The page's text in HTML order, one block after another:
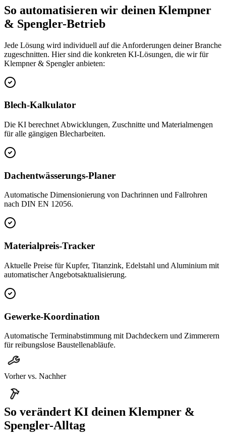
So automatisieren wir deinen Klempner
& Spengler-Betrieb
Jede Lösung wird individuell auf die Anforderungen deiner Branche
zugeschnitten. Hier sind die konkreten KI-Lösungen, die wir für
Klempner & Spengleranbieten:
Blech-Kalkulator
Die KI berechnet Abwicklungen, Zuschnitte und Materialmengen
für alle gängigen Blecharbeiten.
Dachentwässerungs-Planer
Automatische Dimensionierung von Dachrinnen und Fallrohren
nach DIN EN 12056.
Materialpreis-Tracker
Aktuelle Preise für Kupfer, Titanzink, Edelstahl und Aluminium mit
automatischer Angebotsaktualisierung.
Gewerke-Koordination
Automatische Terminabstimmung mit Dachdeckern und Zimmerern
für reibungslose Baustellenabläufe.
Vorher vs. Nachher
So verändert KI deinen Klempner &
Spengler-Alltag